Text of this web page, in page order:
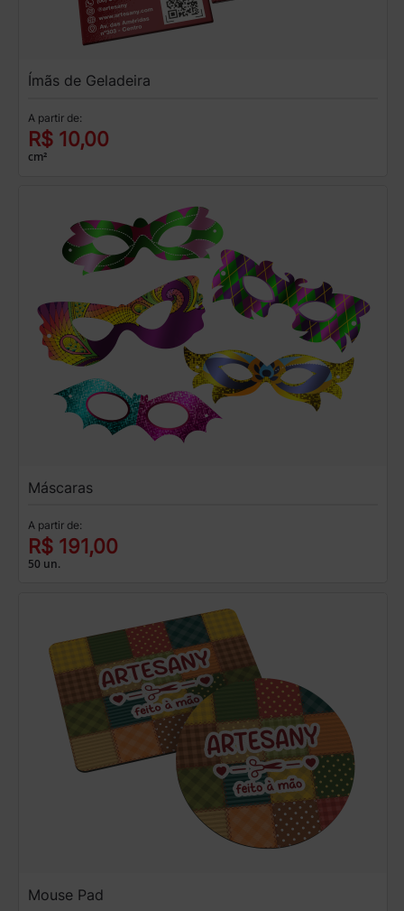
Ímãs de Geladeira
A partir de:
R$ 10,00
cm²
Máscaras
A partir de:
R$ 191,00
50 un.
Mouse Pad